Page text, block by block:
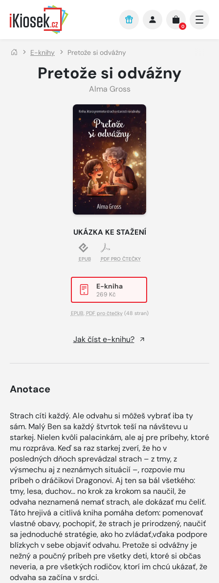
Přejít na hlavní obsah
0
E-knihy Pretože si odvážny
Pretože si odvážny
Alma Gross
UKÁZKA KE STAŽENÍ
EPUB PDF PRO ČTEČKY
E-kniha
269 Kč
EPUB PDF pro čtečky(48 stran)
Jak číst e-knihu?
Anotace
Strach cíti každý. Ale odvahu si môžeš vybrať iba ty
sám. Malý Ben sa každý štvrtok teší na návštevu u
starkej. Nielen kvôli palacinkám, ale aj pre príbehy, ktoré
mu rozpráva. Keď sa raz starkej zverí, že ho v
posledných dňoch sprevádzal strach – z tmy, z
výsmechu aj z neznámych situácií –, rozpovie mu
príbeh o dráčikovi Dragonovi. Aj ten sa bál všetkého:
tmy, lesa, duchov… no krok za krokom sa naučil, že
odvaha neznamená nemať strach, ale dokázať mu čeliť.
Táto hrejivá a citlivá kniha pomáha deťom: pomenovať
vlastné obavy, pochopiť, že strach je prirodzený, naučiť
sa jednoduché stratégie, ako ho zvládať,vďaka podpore
blízkych v sebe objaviť odvahu. Pretože si odvážny je
nežný a poučný príbeh pre všetky deti, ktoré si občas
neveria, a pre všetkých rodičov, ktorí im chcú ukázať, že
odvaha sa začína v srdci.